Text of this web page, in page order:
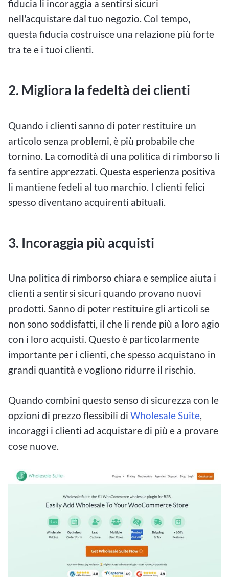
fiducia li incoraggia a sentirsi sicuri
nell'acquistare dal tuo negozio. Col tempo,
questa fiducia costruisce una relazione più forte
tra te e i tuoi clienti.
2. Migliora la fedeltà dei clienti
Quando i clienti sanno di poter restituire un
articolo senza problemi, è più probabile che
tornino. La comodità di una politica di rimborso li
fa sentire apprezzati. Questa esperienza positiva
li mantiene fedeli al tuo marchio. I clienti felici
spesso diventano acquirenti abituali.
3. Incoraggia più acquisti
Una politica di rimborso chiara e semplice aiuta i
clienti a sentirsi sicuri quando provano nuovi
prodotti. Sanno di poter restituire gli articoli se
non sono soddisfatti, il che li rende più a loro agio
con i loro acquisti. Questo è particolarmente
importante per i clienti, che spesso acquistano in
grandi quantità e vogliono ridurre il rischio.
Quando combini questo senso di sicurezza con le
opzioni di prezzo flessibili di Wholesale Suite,
incoraggi i clienti ad acquistare di più e a provare
cose nuove.